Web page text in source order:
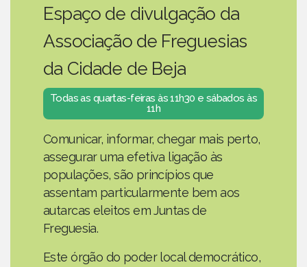
Espaço de divulgação da
Associação de Freguesias
da Cidade de Beja
Todas as quartas-feiras às 11h30 e sábados às
11h
Comunicar, informar, chegar mais perto,
assegurar uma efetiva ligação às
populações, são princípios que
assentam particularmente bem aos
autarcas eleitos em Juntas de
Freguesia.
Este órgão do poder local democrático,